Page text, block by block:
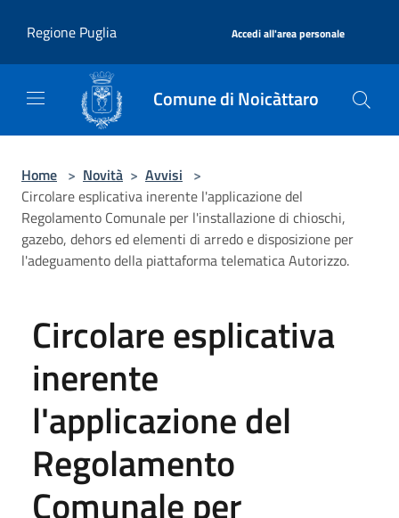
Regione Puglia
Accedi all'area personale
Comune di Noicàttaro
Home > Novità > Avvisi >
Circolare esplicativa inerente l'applicazione del
Regolamento Comunale per l'installazione di chioschi,
gazebo, dehors ed elementi di arredo e disposizione per
l'adeguamento della piattaforma telematica Autorizzo.
Circolare esplicativa
inerente
l'applicazione del
Regolamento
Comunale per